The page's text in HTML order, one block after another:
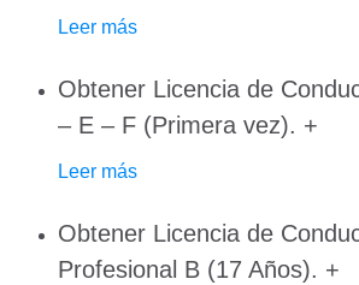
Leer más
Obtener Licencia de
– E – F (Primera vez). +
Leer más
Obtener Licencia de
Profesional B (17 Años). +